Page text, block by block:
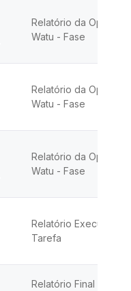
Relatório da
Watu - Fase
Relatório da
Watu - Fase
Relatório da
Watu - Fase
Relatório Executivo
Tarefa
Relatório Final da